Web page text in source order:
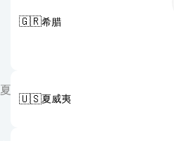
🇬🇷希腊
夏
🇺🇸夏威夷